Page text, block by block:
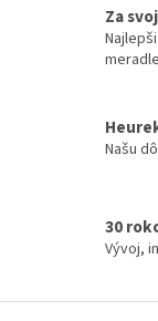
Za
meradle
Našu
30
Vývoj,